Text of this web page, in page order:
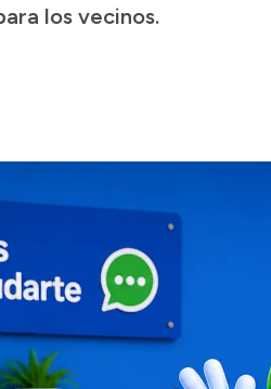
los vecinos.